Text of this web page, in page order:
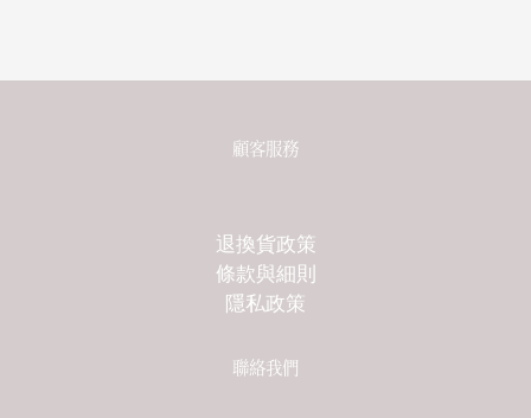
顧客服務
退換貨政策
條款與細則
隱私政策
聯絡我們